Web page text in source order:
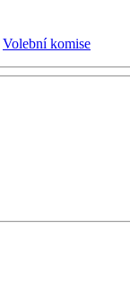
Volební komise